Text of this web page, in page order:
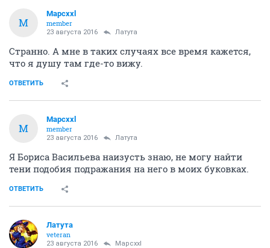
M
Mapcxxl
member
23 августа 2016 Латута
Странно. А мне в таких случаях все время кажется,
что я душу там где-то вижу.
ОТВЕТИТЬ
M
Mapcxxl
member
23 августа 2016 Латута
Я Бориса Васильева наизусть знаю, не могу найти
тени подобия подражания на него в моих буковках.
ОТВЕТИТЬ
Латута
veteran
23 августа 2016 Mapcxxl